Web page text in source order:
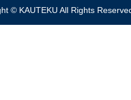
© KAUTEKU All Rights